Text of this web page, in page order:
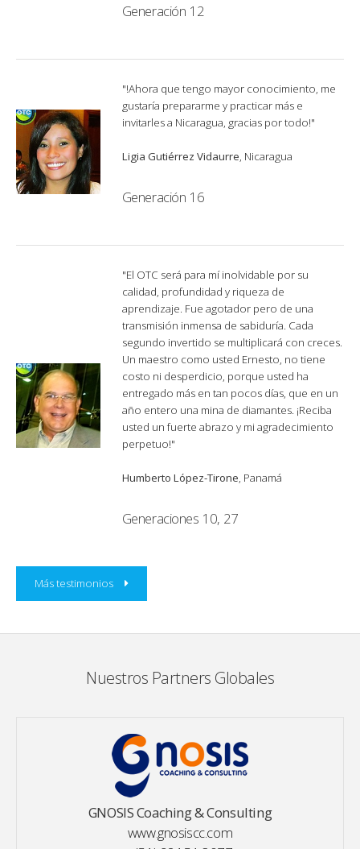
Generación 12
"!Ahora que tengo mayor conocimiento, me
gustaría prepararme y practicar más e
invitarles a Nicaragua, gracias por todo!"
Ligia Gutiérrez Vidaurre, Nicaragua
Generación 16
"El OTC será para mí inolvidable por su
calidad, profundidad y riqueza de
aprendizaje. Fue agotador pero de una
transmisión inmensa de sabiduría. Cada
segundo invertido se multiplicará con creces.
Un maestro como usted Ernesto, no tiene
costo ni desperdicio, porque usted ha
entregado más en tan pocos días, que en un
año entero una mina de diamantes. ¡Reciba
usted un fuerte abrazo y mi agradecimiento
perpetuo!"
Humberto López-Tirone, Panamá
Generaciones 10, 27
Más testimonios
Nuestros Partners Globales
GNOSIS Coaching & Consulting
www.gnosiscc.com